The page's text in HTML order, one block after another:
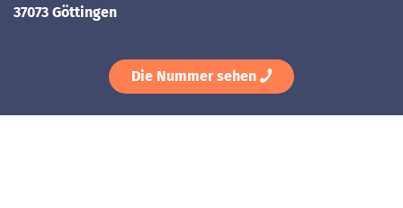
37073 Göttingen
Die Nummer sehen